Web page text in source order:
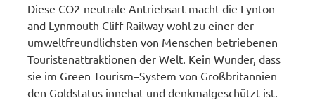
Diese CO2-neutrale Antriebsart macht die Lynton
and Lynmouth Cliff Railway wohl zu einer der
umweltfreundlichsten von Menschen betriebenen
Touristenattraktionen der Welt. Kein Wunder, dass
sie im Green Tourism–System von Großbritannien
den Goldstatus innehat und denkmalgeschützt ist.